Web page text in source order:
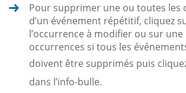
Pour supprimer une ou toutes les
d’un événement répétitif, cliquez
l’occurrence à modifier ou sur une
occurrences si tous les
doivent être supprimés puis
dans l’info-bulle.